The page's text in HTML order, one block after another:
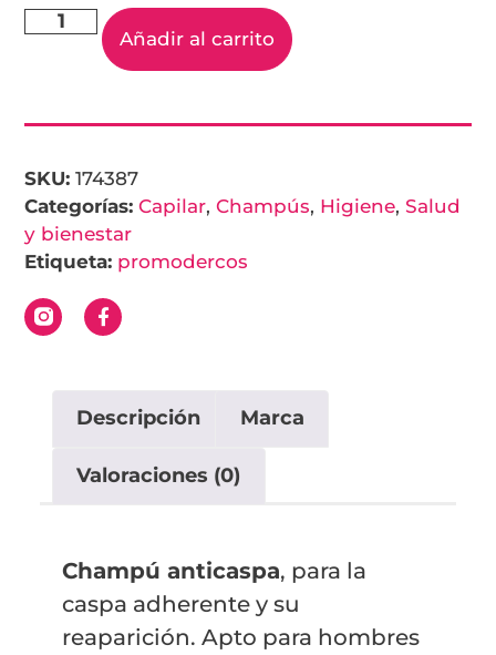
Añadir al carrito
SKU:174387
Categorías: Capilar,Champús, Higiene,Salud
y bienestar
Etiqueta: promodercos
Descripción Marca
Valoraciones (0)
Champú anticaspa, para la
caspa adherente y su
reaparición. Apto para hombres